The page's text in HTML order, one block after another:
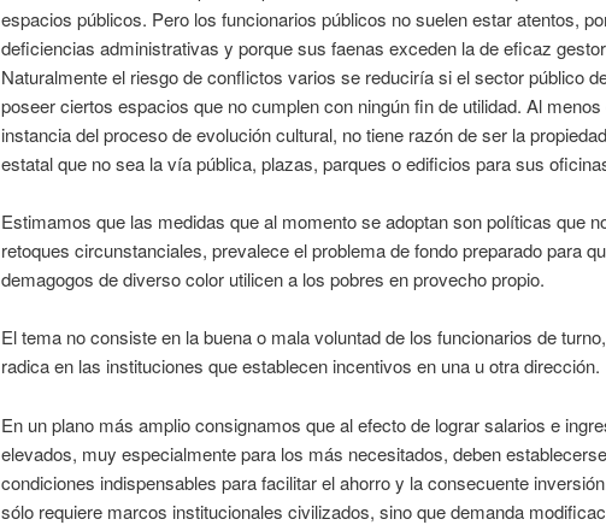
espacios públicos. Pero los funcionarios públicos no suelen estar atentos,
deficiencias administrativas y porque sus faenas exceden la de eficaz
Naturalmente el riesgo de conflictos varios se reduciría si el sector público
poseer ciertos espacios que no cumplen con ningún fin de utilidad. Al
instancia del proceso de evolución cultural, no tiene razón de ser la
estatal que no sea la vía pública, plazas, parques o edificios para sus
Estimamos que las medidas que al momento se adoptan son políticas que
retoques circunstanciales, prevalece el problema de fondo preparado para
demagogos de diverso color utilicen a los pobres en provecho propio.
El tema no consiste en la buena o mala voluntad de los funcionarios de
radica en las instituciones que establecen incentivos en una u otra dirección.
En un plano más amplio consignamos que al efecto de lograr salarios e
elevados, muy especialmente para los más necesitados, deben
condiciones indispensables para facilitar el ahorro y la consecuente
sólo requiere marcos institucionales civilizados, sino que demanda